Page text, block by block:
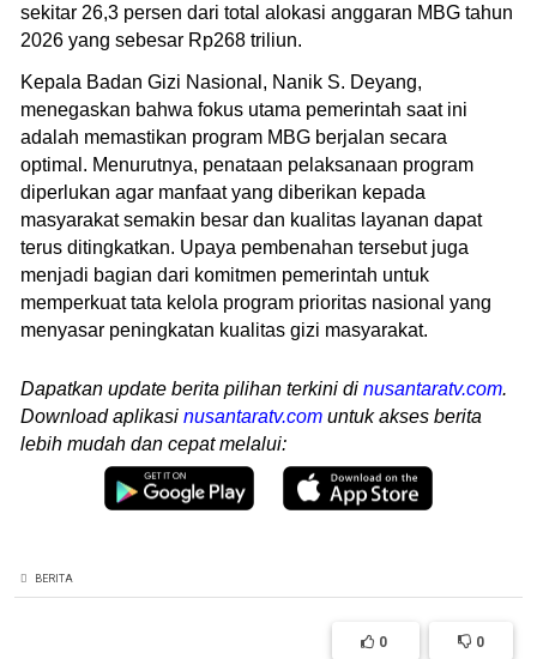
sekitar 26,3 persen dari total alokasi anggaran MBG tahun
2026 yang sebesar Rp268 triliun.
Kepala Badan Gizi Nasional, Nanik S. Deyang,
menegaskan bahwa fokus utama pemerintah saat ini
adalah memastikan program MBG berjalan secara
optimal. Menurutnya, penataan pelaksanaan program
diperlukan agar manfaat yang diberikan kepada
masyarakat semakin besar dan kualitas layanan dapat
terus ditingkatkan. Upaya pembenahan tersebut juga
menjadi bagian dari komitmen pemerintah untuk
memperkuat tata kelola program prioritas nasional yang
menyasar peningkatan kualitas gizi masyarakat.
Dapatkan update berita pilihan terkini di nusantaratv.com.
Download aplikasi nusantaratv.com untuk akses berita
lebih mudah dan cepat melalui:
BERITA
0 0